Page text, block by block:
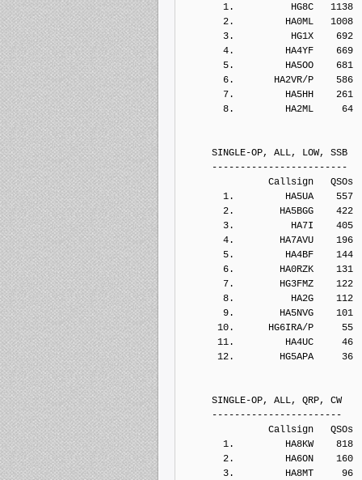
1.          HG8C   1138
2.         HA0ML   1008
3.          HG1X    692
4.         HA4YF    669
5.         HA5OO    681
6.       HA2VR/P    586
7.         HA5HH    261
8.         HA2ML     64
SINGLE-OP, ALL, LOW, SSB
------------------------
Callsign   QSOs  Points
1.         HA5UA    557
2.        HA5BGG    422
3.          HA7I    405
4.        HA7AVU    196
5.         HA4BF    144
6.        HA0RZK    131
7.        HG3FMZ    122
8.          HA2G    112
9.        HA5NVG    101
10.      HG6IRA/P     55
11.         HA4UC     46
12.        HG5APA     36
SINGLE-OP, ALL, QRP, CW
-----------------------
Callsign   QSOs  Points
1.         HA8KW    818
2.         HA6ON    160
3.         HA8MT     96